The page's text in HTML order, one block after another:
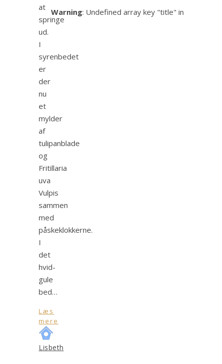
at
springe
ud.
I
syrenbedet
er
der
nu
et
mylder
af
tulipanblade
og
Fritillaria
uva
Vulpis
sammen
med
påskeklokkerne.
I
det
hvid-
gule
bed…
Læs
mere
Lisbeth
Warning: Undefined array key "title" in